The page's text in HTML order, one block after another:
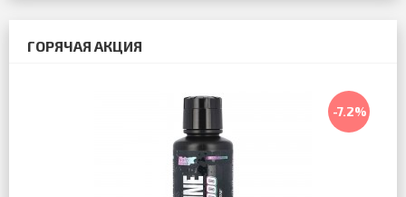
ГОРЯЧАЯ АКЦИЯ
-7.2%